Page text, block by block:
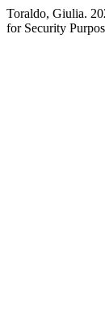
Toraldo, Giulia.
for Security